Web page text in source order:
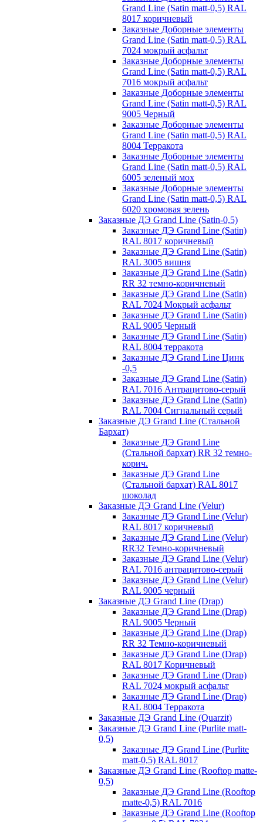
Grand Line (Satin matt-0,5) RAL
8017 коричневый
Заказные Доборные элементы
Grand Line (Satin matt-0,5) RAL
7024 мокрый асфальт
Заказные Доборные элементы
Grand Line (Satin matt-0,5) RAL
7016 мокрый асфальт
Заказные Доборные элементы
Grand Line (Satin matt-0,5) RAL
9005 Черный
Заказные Доборные элементы
Grand Line (Satin matt-0,5) RAL
8004 Терракота
Заказные Доборные элементы
Grand Line (Satin matt-0,5) RAL
6005 зеленый мох
Заказные Доборные элементы
Grand Line (Satin matt-0,5) RAL
6020 хромовая зелень
Заказные ДЭ Grand Line (Satin-0,5)
Заказные ДЭ Grand Line (Satin)
RAL 8017 коричневый
Заказные ДЭ Grand Line (Satin)
RAL 3005 вишня
Заказные ДЭ Grand Line (Satin)
RR 32 темно-коричневый
Заказные ДЭ Grand Line (Satin)
RAL 7024 Мокрый асфальт
Заказные ДЭ Grand Line (Satin)
RAL 9005 Черный
Заказные ДЭ Grand Line (Satin)
RAL 8004 терракота
Заказные ДЭ Grand Line Цинк
-0,5
Заказные ДЭ Grand Line (Satin)
RAL 7016 Антрацитово-серый
Заказные ДЭ Grand Line (Satin)
RAL 7004 Сигнальный серый
Заказные ДЭ Grand Line (Стальной
Бархат)
Заказные ДЭ Grand Line
(Стальной бархат) RR 32 темно-
корич.
Заказные ДЭ Grand Line
(Стальной бархат) RAL 8017
шоколад
Заказные ДЭ Grand Line (Velur)
Заказные ДЭ Grand Line (Velur)
RAL 8017 коричневый
Заказные ДЭ Grand Line (Velur)
RR32 Темно-коричневый
Заказные ДЭ Grand Line (Velur)
RAL 7016 антрацитово-серый
Заказные ДЭ Grand Line (Velur)
RAL 9005 черный
Заказные ДЭ Grand Line (Drap)
Заказные ДЭ Grand Line (Drap)
RAL 9005 Черный
Заказные ДЭ Grand Line (Drap)
RR 32 Темно-коричневый
Заказные ДЭ Grand Line (Drap)
RAL 8017 Коричневый
Заказные ДЭ Grand Line (Drap)
RAL 7024 мокрый асфальт
Заказные ДЭ Grand Line (Drap)
RAL 8004 Терракота
Заказные ДЭ Grand Line (Quarzit)
Заказные ДЭ Grand Line (Purlite matt-
0,5)
Заказные ДЭ Grand Line (Purlite
matt-0,5) RAL 8017
Заказные ДЭ Grand Line (Rooftop matte-
0,5)
Заказные ДЭ Grand Line (Rooftop
matte-0,5) RAL 7016
Заказные ДЭ Grand Line (Rooftop